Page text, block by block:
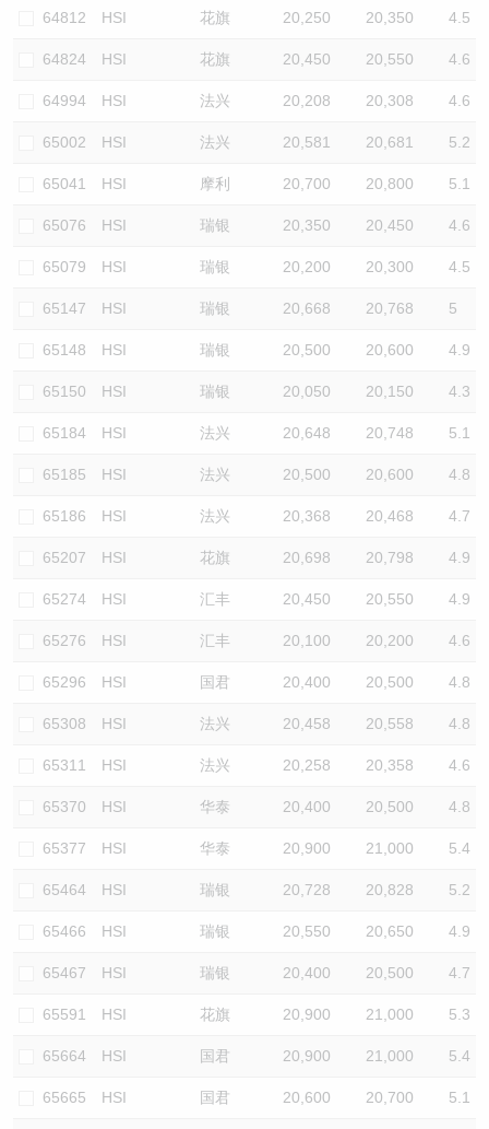
64812 HSI 花旗 20,250 20,350 4.5
64824 HSI 花旗 20,450 20,550 4.6
64994 HSI 法兴 20,208 20,308 4.6
65002 HSI 法兴 20,581 20,681 5.2
65041 HSI 摩利 20,700 20,800 5.1
65076 HSI 瑞银 20,350 20,450 4.6
65079 HSI 瑞银 20,200 20,300 4.5
65147 HSI 瑞银 20,668 20,768 5
65148 HSI 瑞银 20,500 20,600 4.9
65150 HSI 瑞银 20,050 20,150 4.3
65184 HSI 法兴 20,648 20,748 5.1
65185 HSI 法兴 20,500 20,600 4.8
65186 HSI 法兴 20,368 20,468 4.7
65207 HSI 花旗 20,698 20,798 4.9
65274 HSI 汇丰 20,450 20,550 4.9
65276 HSI 汇丰 20,100 20,200 4.6
65296 HSI 国君 20,400 20,500 4.8
65308 HSI 法兴 20,458 20,558 4.8
65311 HSI 法兴 20,258 20,358 4.6
65370 HSI 华泰 20,400 20,500 4.8
65377 HSI 华泰 20,900 21,000 5.4
65464 HSI 瑞银 20,728 20,828 5.2
65466 HSI 瑞银 20,550 20,650 4.9
65467 HSI 瑞银 20,400 20,500 4.7
65591 HSI 花旗 20,900 21,000 5.3
65664 HSI 国君 20,900 21,000 5.4
65665 HSI 国君 20,600 20,700 5.1